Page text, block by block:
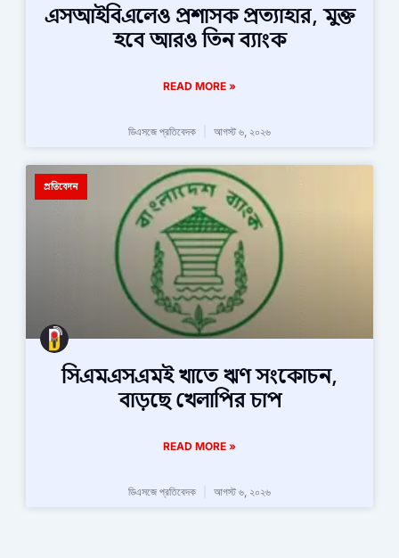
এসআইবিএলেও প্রশাসক প্রত্যাহার, মুক্ত
হবে আরও তিন ব্যাংক
READ MORE »
ডিএসজে প্রতিবেদক আগস্ট ৬, ২০২৬
প্রতিবেদন
সিএমএসএমই খাতে ঋণ সংকোচন,
বাড়ছে খেলাপির চাপ
READ MORE »
ডিএসজে প্রতিবেদক আগস্ট ৬, ২০২৬